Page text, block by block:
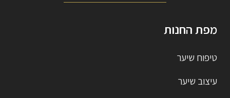
מפת החנות
טיפוח שיער
עיצוב שיער